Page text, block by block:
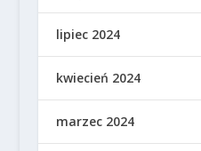
lipiec 2024
kwiecień 2024
marzec 2024